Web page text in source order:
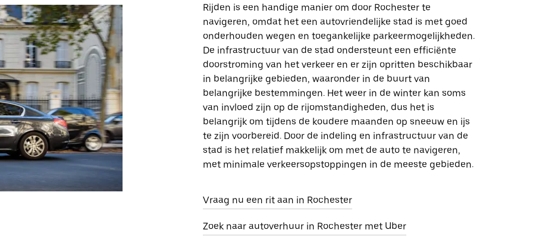
Rijden is een handige manier om door Rochester te
navigeren, omdat het een autovriendelijke stad is met goed
onderhouden wegen en toegankelijke parkeermogelijkheden.
De infrastructuur van de stad ondersteunt een efficiënte
doorstroming van het verkeer en er zijn opritten beschikbaar
in belangrijke gebieden, waaronder in de buurt van
belangrijke bestemmingen. Het weer in de winter kan soms
van invloed zijn op de rijomstandigheden, dus het is
belangrijk om tijdens de koudere maanden op sneeuw en ijs
te zijn voorbereid. Door de indeling en infrastructuur van de
stad is het relatief makkelijk om met de auto te navigeren,
met minimale verkeersopstoppingen in de meeste gebieden.
Vraag nu een rit aan in Rochester
Zoek naar autoverhuur in Rochester met Uber